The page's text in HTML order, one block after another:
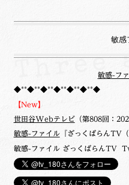
敏感
敏感-フ
◆**◆**◆**◆**◆**◆**◆
【New】
世田谷Webテレビ（第808回：
敏感-ファイル『ざっくばらんTV（
敏感-ファイル ざっくばらんTV